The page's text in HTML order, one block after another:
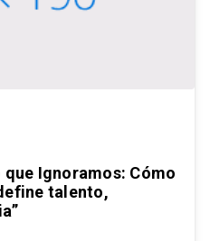
Ignoramos: Cómo
talento,